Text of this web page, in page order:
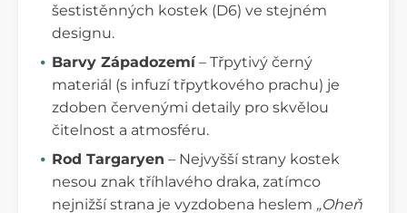
šestistěnných kostek (D6) ve stejném
designu.
Barvy Západozemí– Třpytivý černý
materiál (s infuzí třpytkového prachu) je
zdoben červenými detaily pro skvělou
čitelnost a atmosféru.
Rod Targaryen – Nejvyšší strany kostek
nesou znak tříhlavého draka, zatímco
nejnižší strana je vyzdobena heslem „Oheň